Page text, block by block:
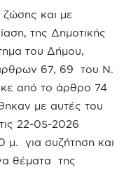
ζώσης και με
της Δημοτικής
του Δήμου,
67, 69 του Ν.
από το άρθρο 74
με αυτές του
22-05-2026
μ. για συζήτηση και
θέματα της